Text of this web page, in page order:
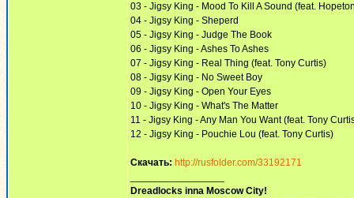
03 - Jigsy King - Mood To Kill A Sound (feat.
04 - Jigsy King - Sheperd
05 - Jigsy King - Judge The Book
06 - Jigsy King - Ashes To Ashes
07 - Jigsy King - Real Thing (feat. Tony Curtis)
08 - Jigsy King - No Sweet Boy
09 - Jigsy King - Open Your Eyes
10 - Jigsy King - What's The Matter
11 - Jigsy King - Any Man You Want (feat. Tony
12 - Jigsy King - Pouchie Lou (feat. Tony Curtis)
Скачать: http://rusfolder.com/33192171
Dreadlocks inna Moscow Сity!